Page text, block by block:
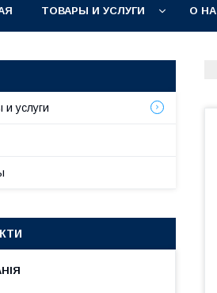
ТОВАРЫ И УСЛУГИ О
и услуги